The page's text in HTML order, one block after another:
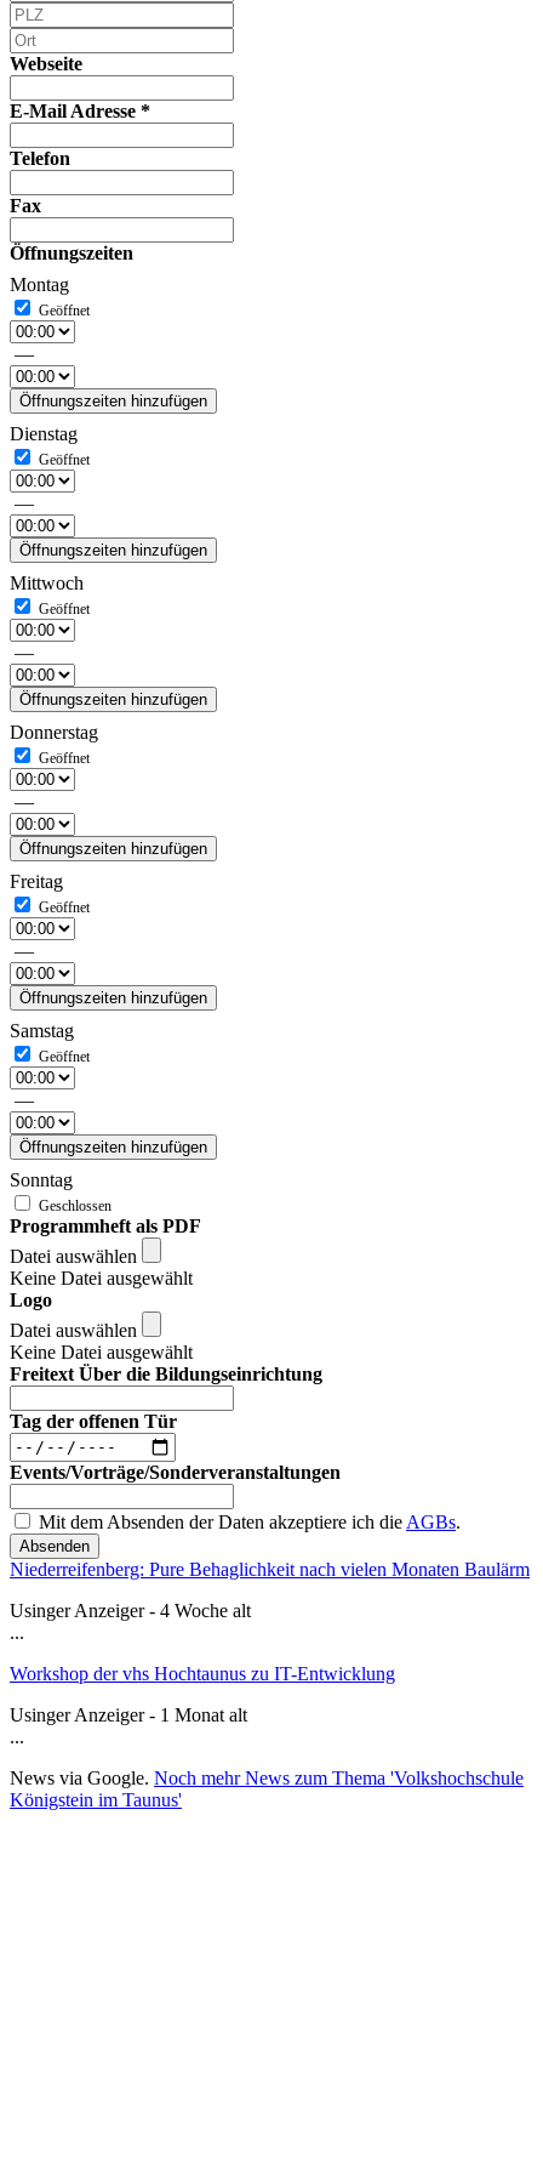
Webseite
E-Mail Adresse *
Telefon
Fax
Öffnungszeiten
Montag
—
Öffnungszeiten hinzufügen
Dienstag
—
Öffnungszeiten hinzufügen
Mittwoch
—
Öffnungszeiten hinzufügen
Donnerstag
—
Öffnungszeiten hinzufügen
Freitag
—
Öffnungszeiten hinzufügen
Samstag
—
Öffnungszeiten hinzufügen
Sonntag
Programmheft als PDF
Datei auswählen
Keine Datei ausgewählt
Logo
Datei auswählen
Keine Datei ausgewählt
Freitext Über die Bildungseinrichtung
Tag der offenen Tür
Events/Vorträge/Sonderveranstaltungen
Mit dem Absenden der Daten akzeptiere ich die AGBs.
Absenden
Niederreifenberg: Pure Behaglichkeit nach vielen Monaten Baulärm
Usinger Anzeiger - 4 Woche alt
...
Workshop der vhs Hochtaunus zu IT-Entwicklung
Usinger Anzeiger - 1 Monat alt
...
News via Google. Noch mehr News zum Thema 'Volkshochschule
Königstein im Taunus'